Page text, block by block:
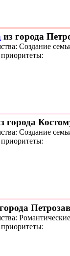
из города
Создание
города
Создание